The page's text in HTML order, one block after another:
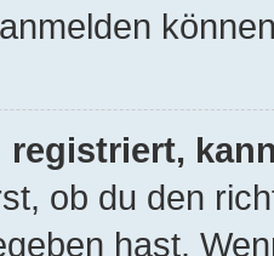
registriert,
ob du den
hast.